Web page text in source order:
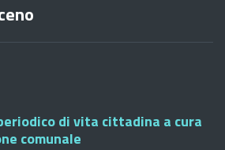
di vita cittadina a cura
comunale